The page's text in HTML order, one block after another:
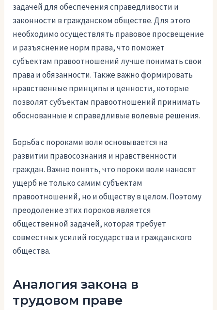
задачей для обеспечения справедливости и
законности в гражданском обществе. Для этого
необходимо осуществлять правовое просвещение
и разъяснение норм права, что поможет
субъектам правоотношений лучше понимать свои
права и обязанности. Также важно формировать
нравственные принципы и ценности, которые
позволят субъектам правоотношений принимать
обоснованные и справедливые волевые решения.
Борьба с пороками воли основывается на
развитии правосознания и нравственности
граждан. Важно понять, что пороки воли наносят
ущерб не только самим субъектам
правоотношений, но и обществу в целом. Поэтому
преодоление этих пороков является
общественной задачей, которая требует
совместных усилий государства и гражданского
общества.
Аналогия закона в
трудовом праве